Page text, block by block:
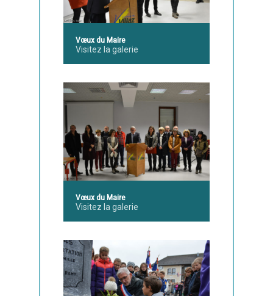
Vœux du Maire
Visitez la galerie
Vœux du Maire
Visitez la galerie